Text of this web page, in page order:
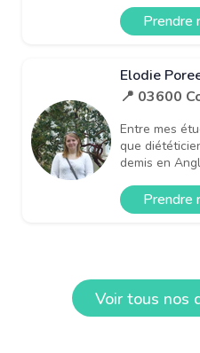
Prendre
Elodie
📍 03600
Entre mes
que
demis en
Prendre
Voir tous nos